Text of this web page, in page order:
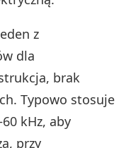
z
dla
brak
Typowo stosuje
kHz, aby
przy